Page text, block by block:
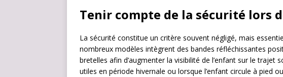
Tenir compte de la sécurité lors
La sécurité constitue un critère souvent négligé, mais
nombreux modèles intègrent des bandes réfléchissantes
bretelles afin d’augmenter la visibilité de l’enfant sur le trajet
utiles en période hivernale ou lorsque l’enfant circule à pied